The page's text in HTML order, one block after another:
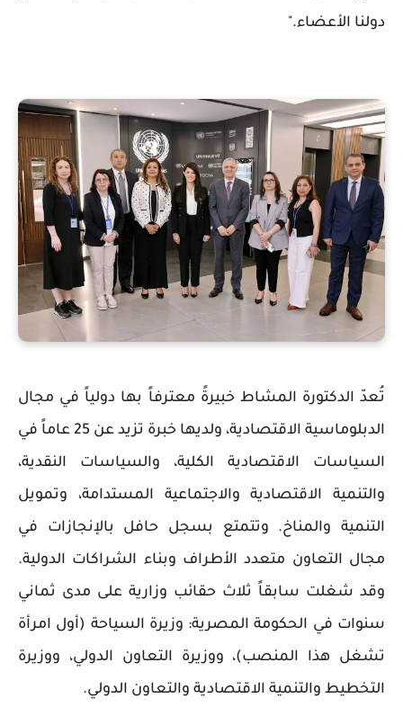
دولنا الأعضاء."
تُعدّ الدكتورة المشاط خبيرةً معترفاً بها دولياً في مجال
الدبلوماسية الاقتصادية، ولديها خبرة تزيد عن 25 عاماً في
السياسات الاقتصادية الكلية، والسياسات النقدية،
والتنمية الاقتصادية والاجتماعية المستدامة، وتمويل
التنمية والمناخ. وتتمتع بسجل حافل بالإنجازات في
مجال التعاون متعدد الأطراف وبناء الشراكات الدولية.
وقد شغلت سابقاً ثلاث حقائب وزارية على مدى ثماني
سنوات في الحكومة المصرية: وزيرة السياحة (أول امرأة
تشغل هذا المنصب)، ووزيرة التعاون الدولي، ووزيرة
التخطيط والتنمية الاقتصادية والتعاون الدولي.